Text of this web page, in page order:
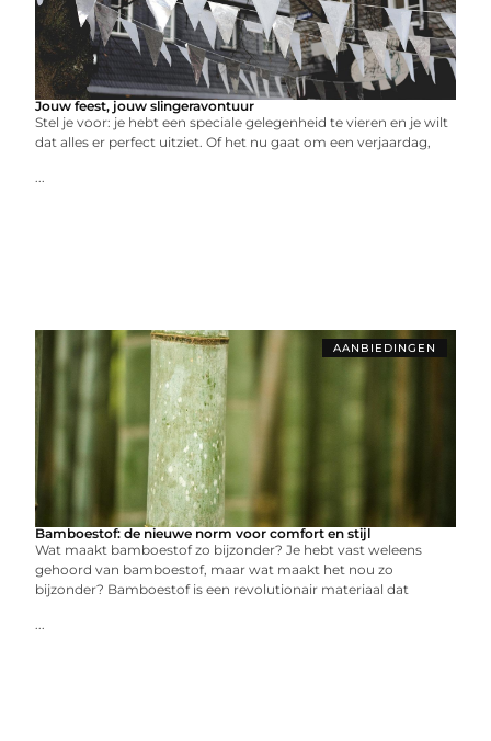
Jouw feest, jouw slingeravontuur
Stel je voor: je hebt een speciale gelegenheid te vieren en je wilt
dat alles er perfect uitziet. Of het nu gaat om een verjaardag,
...
AANBIEDINGEN
Bamboestof: de nieuwe norm voor comfort en stijl
Wat maakt bamboestof zo bijzonder? Je hebt vast weleens
gehoord van bamboestof, maar wat maakt het nou zo
bijzonder? Bamboestof is een revolutionair materiaal dat
...